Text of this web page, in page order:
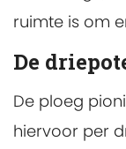
ruimte is om
De
De ploeg
hiervoor per